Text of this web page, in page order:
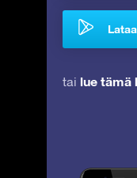
tai lue tämä